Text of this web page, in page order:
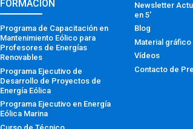
FORMACIÓN
Programa de Capacitación en
Mantenimiento Eólico para
Profesores de Energías
Renovables
Programa Ejecutivo de
Desarrollo de Proyectos de
Energía Eólica
Programa Ejecutivo en Energía
Eólica Marina
Newsletter
en 5′
Blog
Material gráfico
Vídeos
Contacto de